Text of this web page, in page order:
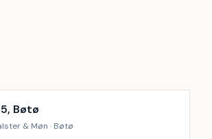
Bøtø
& Møn · Bøtø